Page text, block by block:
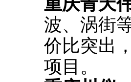
波、涡街
价比突出
项目。